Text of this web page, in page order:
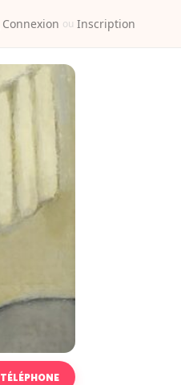
Connexion ou Inscription
TÉLÉPHONE